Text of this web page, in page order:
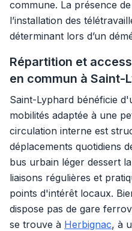
commune. La présence
l’installation des
déterminant lors d’un
Répartition et
en commun à Saint-
Saint-Lyphard bénéficie
mobilités adaptée à une
circulation interne est
déplacements quotidiens
bus urbain léger dessert
liaisons régulières et
points d'intérêt locaux.
dispose pas de gare
se trouve à Herbignac, à